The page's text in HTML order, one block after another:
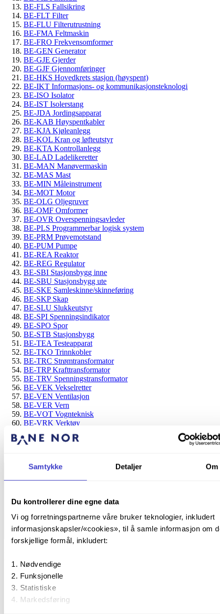
Samtykke Detaljer Om
Du kontrollerer dine egne data
Vi og forretningspartnerne våre bruker teknologier, inkludert
informasjonskapsler/«cookies», til å samle informasjon om
forskjellige formål, inkludert:
Nødvendige
Funksjonelle
Statistiske
Markedsføring
BE-FLS Fallsikring
BE-FLT Filter
BE-FLU Filterutrustning
BE-FMA Feltmaskin
BE-FRO Frekvensomformer
BE-GEN Generator
BE-GJE Gjerder
BE-GJF Gjennomføringer
BE-HKS Hovedkrets stasjon (høyspent)
BE-IKT Informasjons- og kommunikasjonsteknologi
BE-ISO Isolator
BE-IST Isolerstang
BE-JDA Jordingsapparat
BE-KAB Høyspentkabler
BE-KJA Kjøleanlegg
BE-KOL Kran og løfteutstyr
BE-KTA Kontrollanlegg
BE-LAD Ladelikeretter
BE-MAN Manøvermaskin
BE-MAS Mast
BE-MIN Måleinstrument
BE-MOT Motor
BE-OLG Oljegruver
BE-OMF Omformer
BE-OVR Overspenningsavleder
BE-PLS Programmerbar logisk system
BE-PRM Prøvemotstand
BE-PUM Pumpe
BE-REA Reaktor
BE-REG Regulator
BE-SBI Stasjonsbygg inne
BE-SBU Stasjonsbygg ute
BE-SKE Samleskinne/skinneføring
BE-SKP Skap
BE-SLU Slukkeutstyr
BE-SPI Spenningsindikator
BE-SPO Spor
BE-STB Stasjonsbygg
BE-TEA Testeapparat
BE-TKO Trinnkobler
BE-TRC Strømtransformator
BE-TRP Krafttransformator
BE-TRV Spenningstransformator
BE-VEK Vekselretter
BE-VEN Ventilasjon
BE-VER Vern
BE-VOT Vognteknisk
BE-VRK Verktøy
BE-VTO Vassdragstekniske objekt
BE-VVL Varmeveksler
BE – Energi
Publisert:24. september 2024